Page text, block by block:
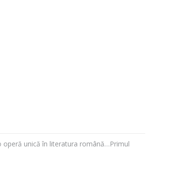
operă unică în literatura română…Primul